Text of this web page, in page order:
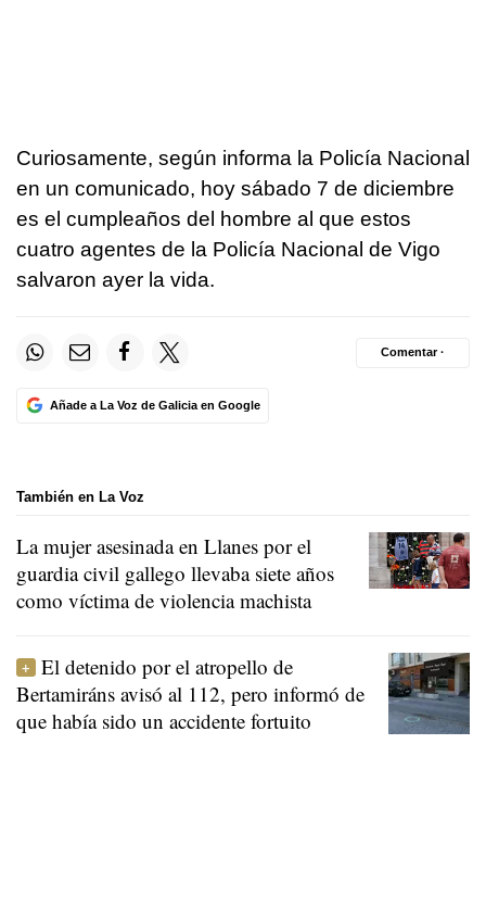
Curiosamente, según informa la Policía Nacional
en un comunicado, hoy sábado 7 de diciembre
es el cumpleaños del hombre al que estos
cuatro agentes de la Policía Nacional de Vigo
salvaron ayer la vida.
Añade a La Voz de Galicia en Google
Comentar ·
También en La Voz
La mujer asesinada en Llanes por el
guardia civil gallego llevaba siete años
como víctima de violencia machista
El detenido por el atropello de
Bertamiráns avisó al 112, pero informó de
que había sido un accidente fortuito